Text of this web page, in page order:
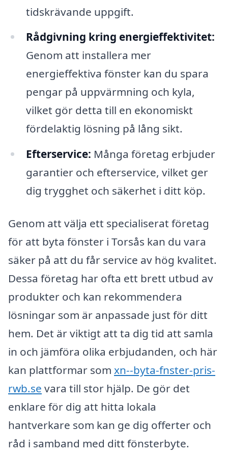
tidskrävande uppgift.
Rådgivning kring energieffektivitet:
Genom att installera mer
energieffektiva fönster kan du spara
pengar på uppvärmning och kyla,
vilket gör detta till en ekonomiskt
fördelaktig lösning på lång sikt.
Efterservice: Många företag erbjuder
garantier och efterservice, vilket ger
dig trygghet och säkerhet i ditt köp.
Genom att välja ett specialiserat företag
för att byta fönster i Torsås kan du vara
säker på att du får service av hög kvalitet.
Dessa företag har ofta ett brett utbud av
produkter och kan rekommendera
lösningar som är anpassade just för ditt
hem. Det är viktigt att ta dig tid att samla
in och jämföra olika erbjudanden, och här
kan plattformar som xn--byta-fnster-pris-
rwb.se vara till stor hjälp. De gör det
enklare för dig att hitta lokala
hantverkare som kan ge dig offerter och
råd i samband med ditt fönsterbyte.